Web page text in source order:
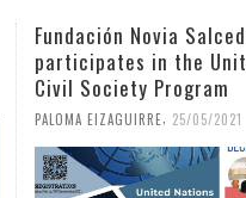
Fundación Novia
participates in the
Civil Society Program
PALOMA EIZAGUIRRE 25/05/2021